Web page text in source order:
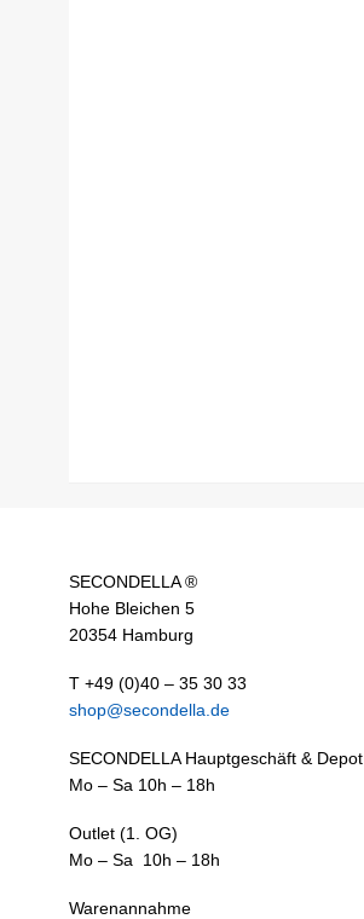
SECONDELLA ®
Hohe Bleichen 5
20354 Hamburg
T +49 (0)40 – 35 30 33
shop@secondella.de
SECONDELLA Hauptgeschäft & Depot
Mo – Sa 10h – 18h
Outlet (1. OG)
Mo – Sa 10h – 18h
Warenannahme